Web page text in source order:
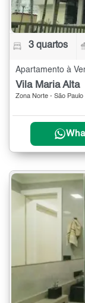
3 quartos
Apartamento à
Vila Maria Alta
Zona Norte - São Paulo